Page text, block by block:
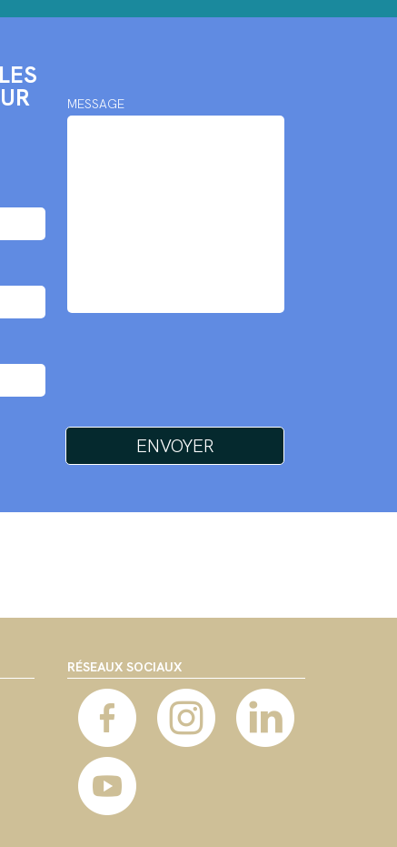
MESSAGE
RÉSEAUX SOCIAUX